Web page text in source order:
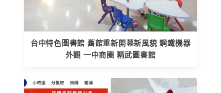
台中特色圖書館 舊館重新開幕新風貌 鋼鐵機器
外觀 一中商圈 精武圖書館